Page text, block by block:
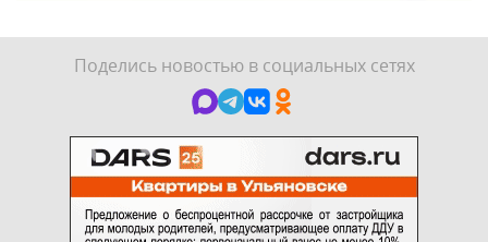
Поделись новостью в социальных сетях